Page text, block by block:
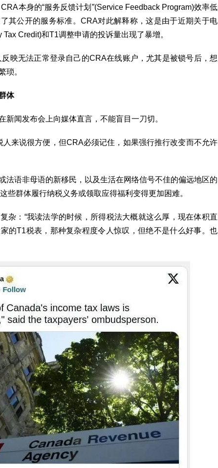
本身的“服务反馈计划”(Service Feedback Program)效率低
其公开的服务标准。CRA对此解释称，这是由于近期关于电
Credit)和T1调整申请的投诉量出现了暴增。
映无法正常登录自己的CRA在线账户，尤其是被锁号后，想
琐。
体
新闻发布会上向媒体直言，不能盲目一刀切。
人来说很方便，但CRA必须记住，如果强行推行改变而不允许
法语非母语的新移民，以及生活在网络信号不佳的偏远地区的
些群体履行纳税义务或领取应得福利变得更加困难。
杂：“我读法学的时候，所得税法大概就这么厚，现在体积直
的T1税表，那种复杂程度令人惊叹，但绝不是什么好事。也